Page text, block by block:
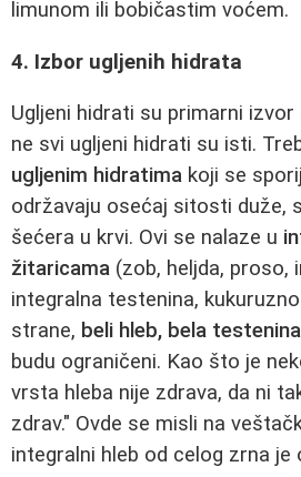
limunom ili bobičastim voćem.
4. Izbor ugljenih hidrata
Ugljeni hidrati su primarni
ne svi ugljeni hidrati su isti.
ugljenim hidratima koji se
održavaju osećaj sitosti duže,
šećera u krvi. Ovi se nalaze u
žitaricama (zob, heljda, proso,
integralna testenina,
strane, beli hleb, bela
budu ograničeni. Kao što je
vrsta hleba nije zdrava, da ni
zdrav." Ovde se misli na
integralni hleb od celog zrna je